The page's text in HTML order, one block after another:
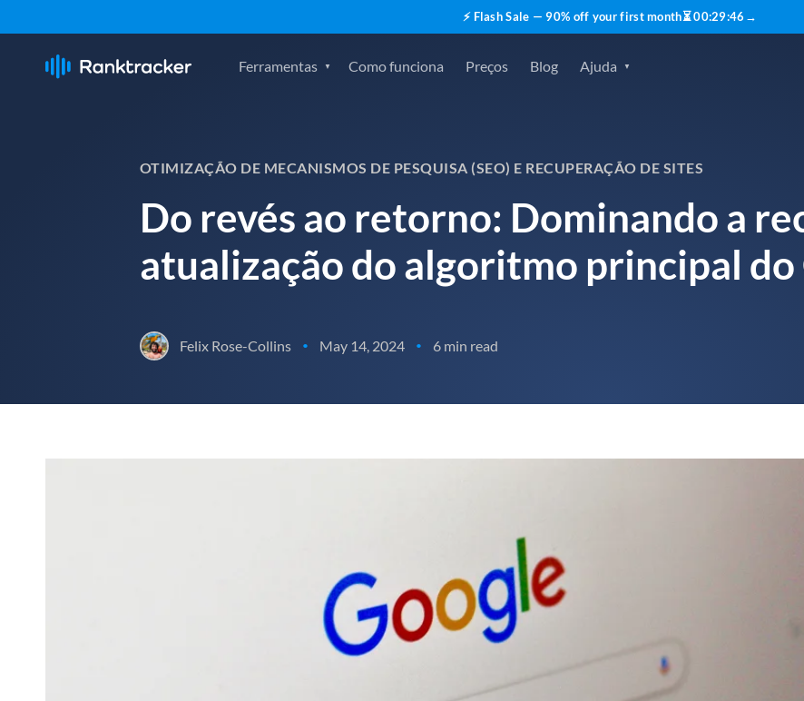
⚡ Flash Sale — 90% off your first month⏳00:29:45 →
Ferramentas Como funciona Preços Blog Ajuda
OTIMIZAÇÃO DE MECANISMOS DE PESQUISA (SEO) E RECUPERAÇÃO DE SITES
Do revés ao retorno: Dominando a
atualização do algoritmo principal do
Felix Rose-Collins • May 14, 2024 • 6 min read